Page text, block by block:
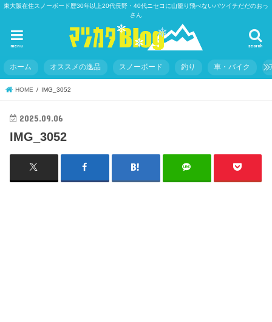
東大阪在住スノーボード歴30年以上20代長野・40代ニセコに山籠り飛べないバツイチだだのおっ
さん
search
menu
ホーム オススメの逸品 スノーボード 釣り 車・バイク
HOME IMG_3052
2025.09.06
IMG_3052